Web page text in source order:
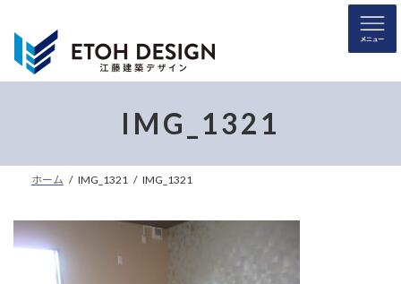
IMG_1321
ホーム IMG_1321 IMG_1321